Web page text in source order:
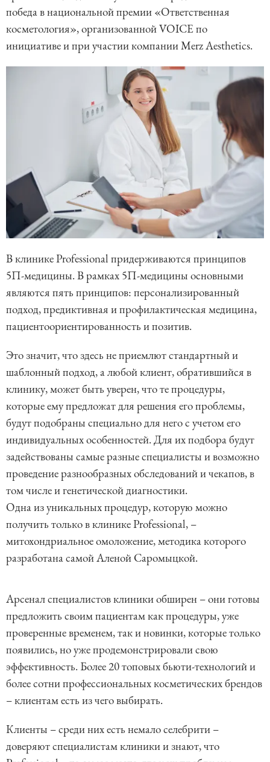
победа в национальной премии «Ответственная
косметология», организованной VOICE по
инициативе и при участии компании Merz Aesthetics.
В клинике Professional придерживаются принципов
5П-медицины. В рамках 5П-медицины основными
являются пять принципов: персонализированный
подход, предиктивная и профилактическая медицина,
пациентоориентированность и позитив.
Это значит, что здесь не приемлют стандартный и
шаблонный подход, а любой клиент, обратившийся в
клинику, может быть уверен, что те процедуры,
которые ему предложат для решения его проблемы,
будут подобраны специально для него с учетом его
индивидуальных особенностей. Для их подбора будут
задействованы самые разные специалисты и возможно
проведение разнообразных обследований и чекапов, в
том числе и генетической диагностики.
Одна из уникальных процедур, которую можно
получить только в клинике Professional, –
митохондриальное омоложение, методика которого
разработана самой Аленой Саромыцкой.
e
d
2
5
%
Арсенал специалистов клиники обширен – они готовы
предложить своим пациентам как процедуры, уже
проверенные временем, так и новинки, которые только
появились, но уже продемонстрировали свою
эффективность. Более 20 топовых бьюти-технологий и
более сотни профессиональных косметических брендов
– клиентам есть из чего выбирать.
Клиенты – среди них есть немало селебрити –
доверяют специалистам клиники и знают, что